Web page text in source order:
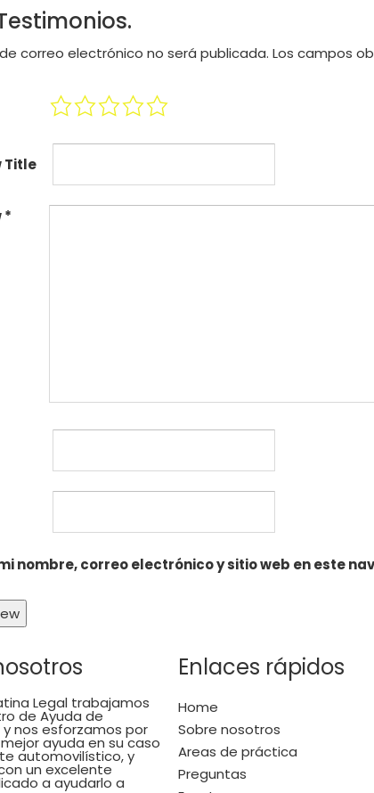
correo electrónico no será publicada. Los campos
Title
*
nombre, correo electrónico y sitio web en este
Legal trabajamos
de Ayuda de
nos esforzamos por
ayuda en su caso
automovilístico, y
un excelente
a ayudarlo a
Enlaces rápidos
Home
Sobre nosotros
Areas de práctica
Preguntas